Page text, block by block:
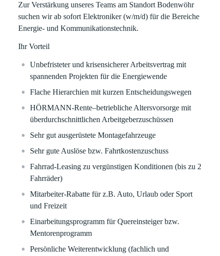
Zur Verstärkung unseres Teams am Standort Bodenwöhr
suchen wir ab sofortElektroniker(w/m/d) für die Bereiche
Energie- undKommunikationstechnik.
Ihr Vorteil
Unbefristeter und krisensicherer Arbeitsvertrag mit
spannenden Projekten für die Energiewende
Flache Hierarchien mit kurzen Entscheidungswegen
HÖRMANN-Rente–betriebliche Altersvorsorge mit
überdurchschnittlichen Arbeitgeberzuschüssen
Sehr gut ausgerüstete Montagefahrzeuge
Sehr gute Auslöse bzw. Fahrtkostenzuschuss
Fahrrad-Leasing zu vergünstigen Konditionen (bis zu 2
Fahrräder)
Mitarbeiter-Rabatte für z.B. Auto, Urlaub oder Sport
und Freizeit
Einarbeitungsprogramm für Quereinsteiger bzw.
Mentorenprogramm
Persönliche Weiterentwicklung (fachlich und